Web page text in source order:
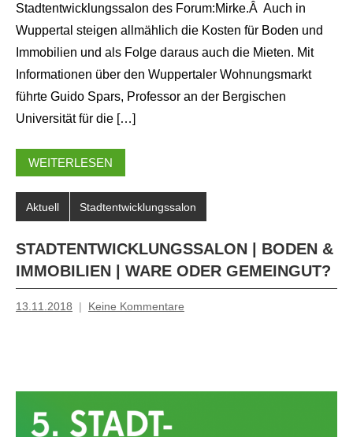
Stadtentwicklungssalon des Forum:Mirke.Â Auch in
Wuppertal steigen allmählich die Kosten für Boden und
Immobilien und als Folge daraus auch die Mieten. Mit
Informationen über den Wuppertaler Wohnungsmarkt
führte Guido Spars, Professor an der Bergischen
Universität für die […]
WEITERLESEN
Aktuell Stadtentwicklungssalon
STADTENTWICKLUNGSSALON | BODEN &
IMMOBILIEN | WARE ODER GEMEINGUT?
13.11.2018
Mosche
Keine Kommentare